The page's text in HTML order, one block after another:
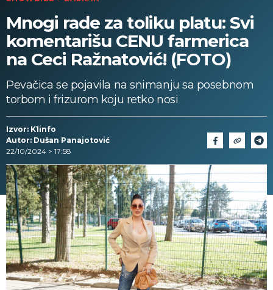
Mnogi rade za toliku platu: Svi
komentarišu CENU farmerica
na Ceci Ražnatović! (FOTO)
Pevačica se pojavila na snimanju sa posebnom
torbom i frizurom koju retko nosi
Izvor: K1info
Autor: Dušan Panajotović
22/10/2024 > 17:58